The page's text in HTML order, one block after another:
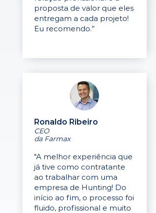
proposta de valor que eles
entregam a cada projeto!
Eu recomendo.”
Ronaldo Ribeiro
CEO
da Farmax
"A melhor experiência que
já tive como contratante
ao trabalhar com uma
empresa de Hunting! Do
início ao fim, o processo foi
fluido, profissional e muito